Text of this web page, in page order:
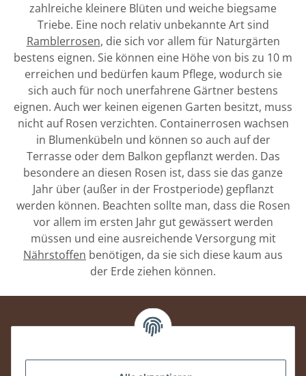
zahlreiche kleinere Blüten und weiche biegsame
Triebe. Eine noch relativ unbekannte Art sind
Ramblerrosen, die sich vor allem für Naturgärten
bestens eignen. Sie können eine Höhe von bis zu 10 m
erreichen und bedürfen kaum Pflege, wodurch sie
sich auch für noch unerfahrene Gärtner bestens
eignen. Auch wer keinen eigenen Garten besitzt, muss
nicht auf Rosen verzichten. Containerrosen wachsen
in Blumenkübeln und können so auch auf der
Terrasse oder dem Balkon gepflanzt werden. Das
besondere an diesen Rosen ist, dass sie das ganze
Jahr über (außer in der Frostperiode) gepflanzt
werden können. Beachten sollte man, dass die Rosen
vor allem im ersten Jahr gut gewässert werden
müssen und eine ausreichende Versorgung mit
Nährstoffen benötigen, da sie sich diese kaum aus
der Erde ziehen können.